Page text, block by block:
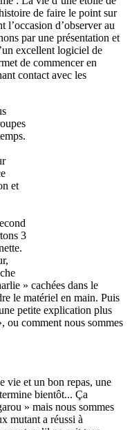
de faire le point sur
l’occasion d’observer au
par une présentation et
excellent logiciel de
de commencer en
contact avec les
et
3
» cachées dans le
le matériel en main. Puis
petite explication plus
ou comment nous sommes
vie et un bon repas, une
bientôt... Ça
» mais nous sommes
mutant a réussi à